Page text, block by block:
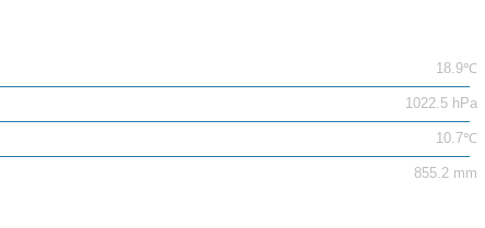
18.9℃
1022.5 hPa
10.7℃
855.2 mm